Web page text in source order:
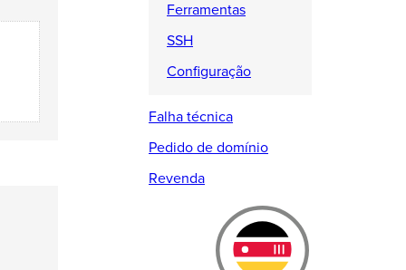
Ferramentas
SSH
Configuração
Falha técnica
Pedido de domínio
Revenda